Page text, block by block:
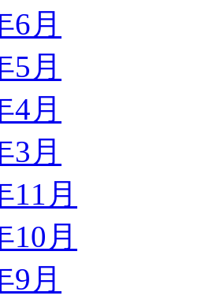
6月
5月
4月
3月
11月
10月
9月